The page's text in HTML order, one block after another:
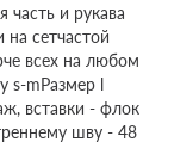
часть и рукава
сетчастой
всех на любом
s-mРазмер l
вставки - флок
шву - 48